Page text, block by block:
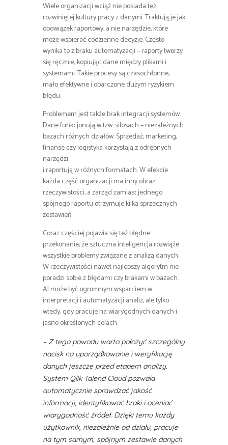
Wiele organizacji wciąż nie posiada też
rozwiniętej kultury pracy z danymi. Traktują je jak
obowiązek raportowy, a nie narzędzie, które
może wspierać codzienne decyzje. Często
wynika to z braku automatyzacji – raporty tworzy
się ręcznie, kopiując dane między plikami i
systemami. Takie procesy są czasochłonne,
mało efektywne i obarczone dużym ryzykiem
błędu.
Problemem jest także brak integracji systemów.
Dane funkcjonują w tzw. silosach – niezależnych
bazach różnych działów. Sprzedaż, marketing,
finanse czy logistyka korzystają z odrębnych
narzędzi
i raportują w różnych formatach. W efekcie
każda część organizacji ma inny obraz
rzeczywistości, a zarząd zamiast jednego
spójnego raportu otrzymuje kilka sprzecznych
zestawień.
Coraz częściej pojawia się też błędne
przekonanie, że sztuczna inteligencja rozwiąże
wszystkie problemy związane z analizą danych.
W rzeczywistości nawet najlepszy algorytm nie
poradzi sobie z błędami czy brakami w bazach.
AI może być ogromnym wsparciem w
interpretacji i automatyzacji analiz, ale tylko
wtedy, gdy pracuje na wiarygodnych danych i
jasno określonych celach.
– Z tego powodu warto położyć szczególny
nacisk na uporządkowanie i weryfikację
danych jeszcze przed etapem analizy.
System Qlik Talend Cloud pozwala
automatycznie sprawdzać jakość
informacji, identyfikować braki i oceniać
wiarygodność źródeł. Dzięki temu każdy
użytkownik, niezależnie od działu, pracuje
na tym samym, spójnym zestawie danych